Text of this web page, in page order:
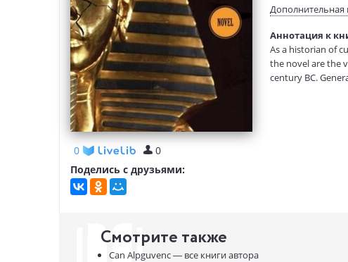
0
0
Поделись с друзьями:
Размеры в мм
Вес:
Аннотация к
As a historian of
the novel are the
century BC.
Смотрите также
Can Alpguvenc — все книги автора